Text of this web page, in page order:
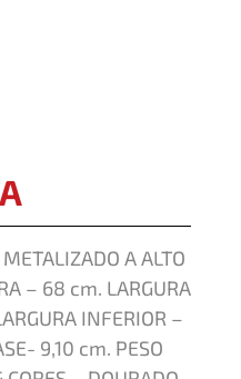
A ALTO
– 68 cm. LARGURA
INFERIOR –
9,10 cm. PESO